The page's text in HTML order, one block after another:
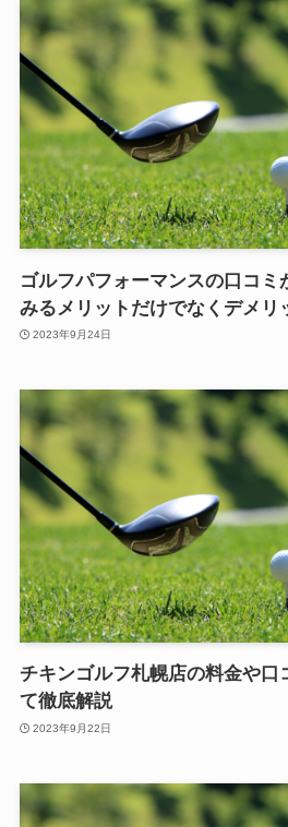
ゴルフパフォーマンスの口コミ
みるメリットだけでなくデメリ
2023年9月24日
チキンゴルフ札幌店の料金や口
て徹底解説
2023年9月22日